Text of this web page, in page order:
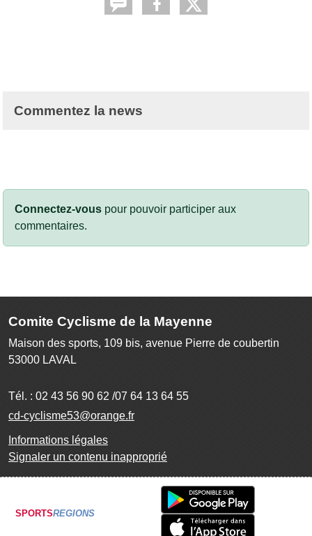
Commentez la news
Connectez-vous pour pouvoir participer aux
commentaires.
Comite Cyclisme de la Mayenne
Maison des sports, 109 bis, avenue Pierre de coubertin
53000 LAVAL
Tél. : 02 43 56 90 62 /07 64 13 64 55
cd-cyclisme53@orange.fr
Informations légales
Signaler un contenu inapproprié
SPORTSREGIONS